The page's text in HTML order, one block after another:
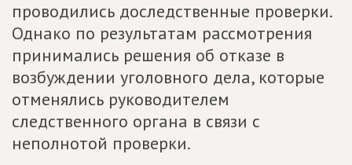
проводились доследственные проверки.
Однако по результатам рассмотрения
принимались решения об отказе в
возбуждении уголовного дела, которые
отменялись руководителем
следственного органа в связи с
неполнотой проверки.